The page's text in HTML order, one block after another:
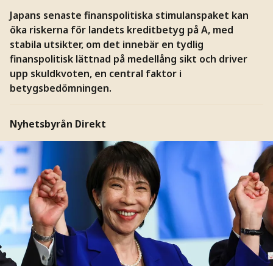
Japans senaste finanspolitiska stimulanspaket kan
öka riskerna för landets kreditbetyg på A, med
stabila utsikter, om det innebär en tydlig
finanspolitisk lättnad på medellång sikt och driver
upp skuldkvoten, en central faktor i
betygsbedömningen.
Nyhetsbyrån Direkt